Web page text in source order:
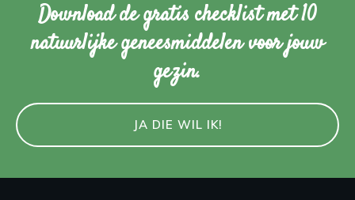
Download de gratis checklist met 10
natuurlijke geneesmiddelen voor jouw
gezin.
JA DIE WIL IK!